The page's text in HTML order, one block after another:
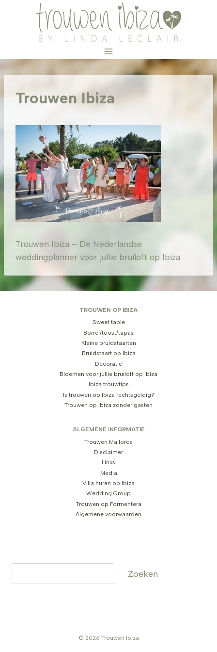
Trouwen Ibiza
Trouwen Ibiza – De Nederlandse
weddingplanner voor jullie bruiloft op Ibiza
TROUWEN OP IBIZA
Sweet table
Borrel/toost/tapas
Kleine bruidstaarten
Bruidstaart op Ibiza
Decoratie
Bloemen voor jullie bruiloft op Ibiza
Ibiza trouwtips
Is trouwen op Ibiza rechtsgeldig?
Trouwen op Ibiza zonder gasten
ALGEMENE INFORMATIE
Trouwen Mallorca
Disclaimer
Links
Media
Villa huren op Ibiza
Wedding Group
Trouwen op Formentera
Algemene voorwaarden
Zoeken
© 2026 Trouwen Ibiza